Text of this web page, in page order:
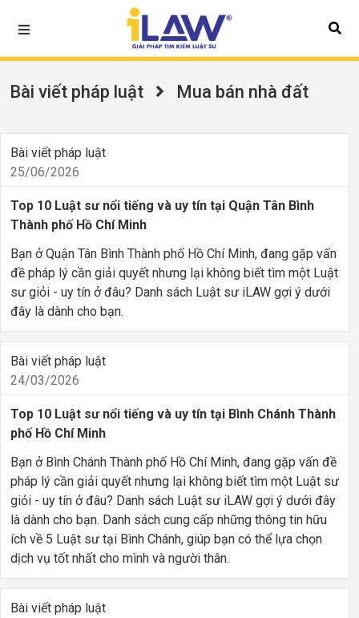
Bài viết pháp luật Mua bán nhà đất
Bài viết pháp luật
25/06/2026
Top 10 Luật sư nổi tiếng và uy tín tại Quận Tân Bình
Thành phố Hồ Chí Minh
Bạn ở Quận Tân Bình Thành phố Hồ Chí Minh, đang gặp vấn
đề pháp lý cần giải quyết nhưng lại không biết tìm một Luật
sư giỏi - uy tín ở đâu? Danh sách Luật sư iLAW gợi ý dưới
đây là dành cho bạn.
Bài viết pháp luật
24/03/2026
Top 10 Luật sư nổi tiếng và uy tín tại Bình Chánh Thành
phố Hồ Chí Minh
Bạn ở Bình Chánh Thành phố Hồ Chí Minh, đang gặp vấn đề
pháp lý cần giải quyết nhưng lại không biết tìm một Luật sư
giỏi - uy tín ở đâu? Danh sách Luật sư iLAW gợi ý dưới đây
là dành cho bạn. Danh sách cung cấp những thông tin hữu
ích về 5 Luật sư tại Bình Chánh, giúp bạn có thể lựa chọn
dịch vụ tốt nhất cho mình và người thân.
Bài viết pháp luật